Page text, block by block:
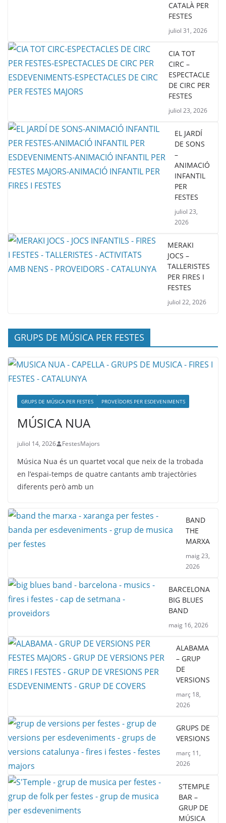
CATALÀ PER
FESTES
juliol 31, 2026
CIA TOT
CIRC –
ESPECTACLE
DE CIRC PER
FESTES
juliol 23, 2026
EL JARDÍ
DE SONS
–
ANIMACIÓ
INFANTIL
PER
FESTES
juliol 23,
2026
MERAKI
JOCS –
TALLERISTES
PER FIRES I
FESTES
juliol 22, 2026
GRUPS DE MÚSICA PER FESTES
GRUPS DE MÚSICA PER FESTES PROVEÏDORS PER ESDEVENIMENTS
MÚSICA NUA
juliol 14, 2026 FestesMajors
Música Nua és un quartet vocal que neix de la trobada
en l’espai-temps de quatre cantants amb trajectòries
diferents però amb un
BAND
THE
MARXA
maig 23,
2026
BARCELONA
BIG BLUES
BAND
maig 16, 2026
ALABAMA
– GRUP
DE
VERSIONS
març 18,
2026
GRUPS DE
VERSIONS
març 11,
2026
S’TEMPLE
BAR –
GRUP DE
MÚSICA